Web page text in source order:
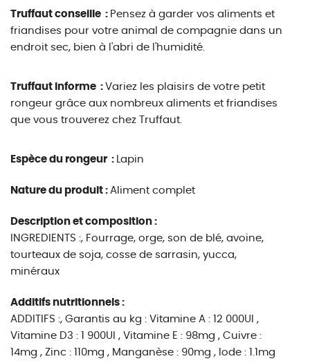
Truffaut conseille : Pensez à garder vos aliments et
friandises pour votre animal de compagnie dans un
endroit sec, bien à l'abri de l'humidité.
Truffaut informe : Variez les plaisirs de votre petit
rongeur grâce aux nombreux aliments et friandises
que vous trouverez chez Truffaut.
Espèce du rongeur : Lapin
Nature du produit : Aliment complet
Description et composition :
INGREDIENTS :, Fourrage, orge, son de blé, avoine,
tourteaux de soja, cosse de sarrasin, yucca,
minéraux
Additifs nutritionnels :
ADDITIFS :, Garantis au kg : Vitamine A : 12 000UI ,
Vitamine D3 : 1 900UI , Vitamine E : 98mg , Cuivre :
14mg , Zinc : 110mg , Manganèse : 90mg , Iode : 1.1mg